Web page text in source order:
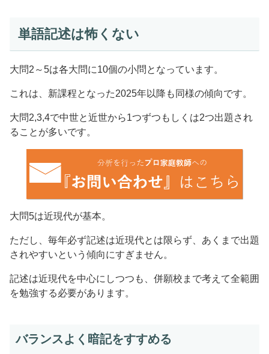
単語記述は怖くない
大問2～5は各大問に10個の小問となっています。
これは、新課程となった2025年以降も同様の傾向です。
大問2,3,4で中世と近世から1つずつもしくは2つ出題され
ることが多いです。
大問5は近現代が基本。
ただし、毎年必ず記述は近現代とは限らず、あくまで出題
されやすいという傾向にすぎません。
記述は近現代を中心にしつつも、併願校まで考えて全範囲
を勉強する必要があります。
バランスよく暗記をすすめる